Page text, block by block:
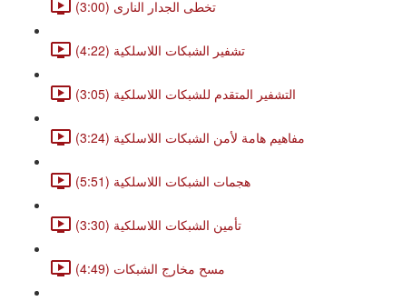
تخطى الجدار النارى (3:00)
تشفير الشبكات اللاسلكية (4:22)
التشفير المتقدم للشبكات اللاسلكية (3:05)
مفاهيم هامة لأمن الشبكات اللاسلكية (3:24)
هجمات الشبكات اللاسلكية (5:51)
تأمين الشبكات اللاسلكية (3:30)
مسح مخارج الشبكات (4:49)